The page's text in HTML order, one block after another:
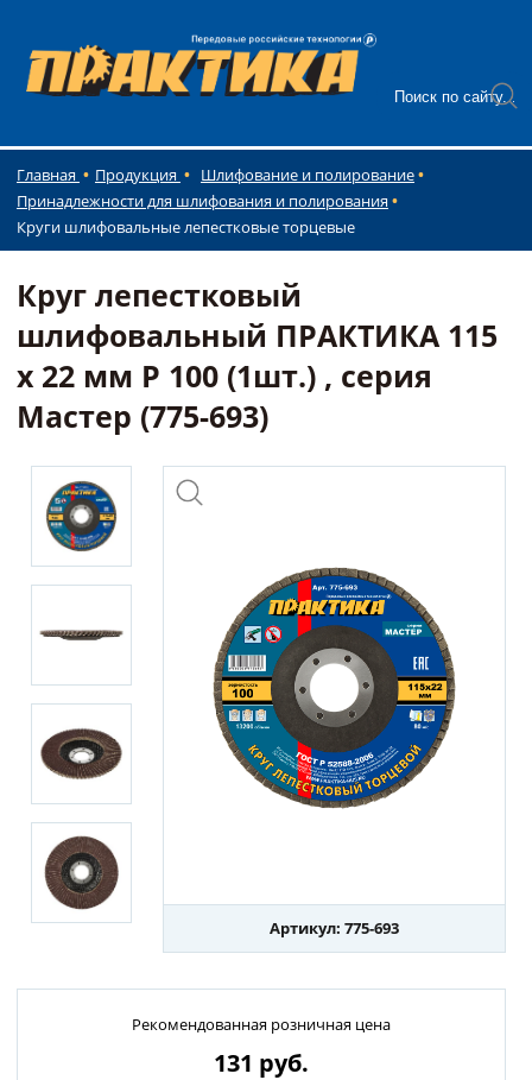
Главная Продукция
Шлифование и полирование
Принадлежности для шлифования и полирования
Круги шлифовальные лепестковые торцевые
Круг лепестковый
шлифовальный ПРАКТИКА 115
х 22 мм Р 100 (1шт.) , серия
Мастер (775-693)
Артикул: 775-693
Рекомендованная розничная цена
131 руб.